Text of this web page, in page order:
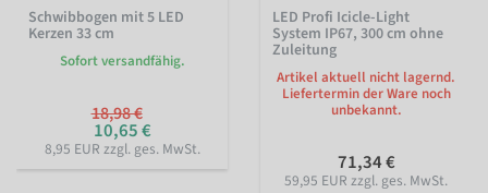
Schwibbogen mit 5 LED
Kerzen 33 cm
Sofort versandfähig.
18,98 €
10,65 €
8,95 EUR zzgl. ges. MwSt.
LED Profi Icicle-Light
System IP67, 300 cm ohne
Zuleitung
Artikel aktuell nicht lagernd.
Liefertermin der Ware noch
unbekannt.
71,34 €
59,95 EUR zzgl. ges. MwSt.